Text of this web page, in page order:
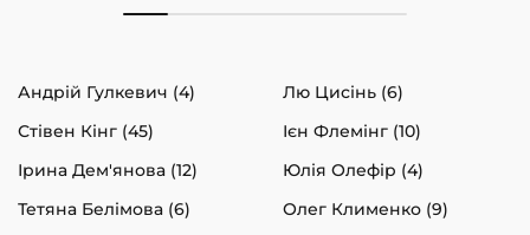
Андрій Гулкевич (4)
Лю Цисінь (6)
Стівен Кінг (45)
Ієн Флемінг (10)
Ірина Дем'янова (12)
Юлія Олефір (4)
Тетяна Белімова (6)
Олег Клименко (9)